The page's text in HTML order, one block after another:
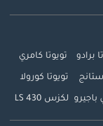
برادو تويوتا كامري
تويوتا كورولا
لكزس LS 430